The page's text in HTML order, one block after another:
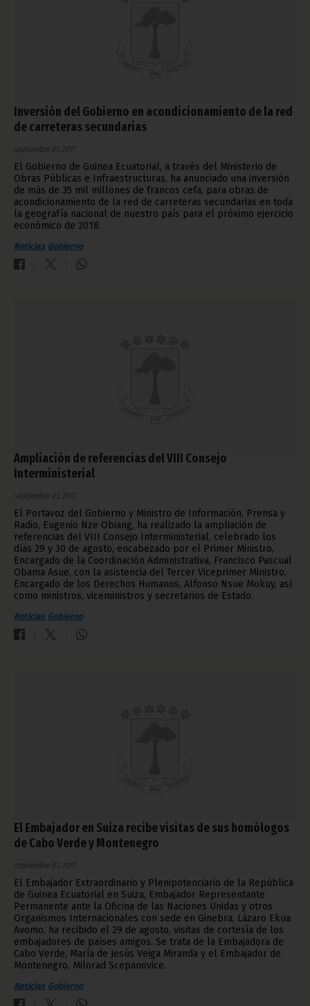
Inversión del Gobierno en acondicionamiento de la red
de carreteras secundarias
septiembre 01, 2017
El Gobierno de Guinea Ecuatorial, a través del Ministerio de
Obras Públicas e Infraestructuras, ha anunciado una inversión
de más de 35 mil millones de francos cefa, para obras de
acondicionamiento de la red de carreteras secundarias en toda
la geografía nacional de nuestro país para el próximo ejercicio
económico de 2018.
Noticias Gobierno
Ampliación de referencias del VIII Consejo
Interministerial
septiembre 01, 2017
El Portavoz del Gobierno y Ministro de Información, Prensa y
Radio, Eugenio Nze Obiang, ha realizado la ampliación de
referencias del VIII Consejo Interministerial, celebrado los
días 29 y 30 de agosto, encabezado por el Primer Ministro,
Encargado de la Coordinación Administrativa, Francisco Pascual
Obama Asue, con la asistencia del Tercer Viceprimer Ministro,
Encargado de los Derechos Humanos, Alfonso Nsue Mokuy, así
como ministros, viceministros y secretarios de Estado.
Noticias Gobierno
El Embajador en Suiza recibe visitas de sus homólogos
de Cabo Verde y Montenegro
septiembre 01, 2017
El Embajador Extraordinario y Plenipotenciario de la República
de Guinea Ecuatorial en Suiza, Embajador Representante
Permanente ante la Oficina de las Naciones Unidas y otros
Organismos Internacionales con sede en Ginebra, Lázaro Ekua
Avomo, ha recibido el 29 de agosto, visitas de cortesía de los
embajadores de países amigos. Se trata de la Embajadora de
Cabo Verde, María de Jesús Veiga Miranda y el Embajador de
Montenegro, Milorad Scepanovice.
Noticias Gobierno